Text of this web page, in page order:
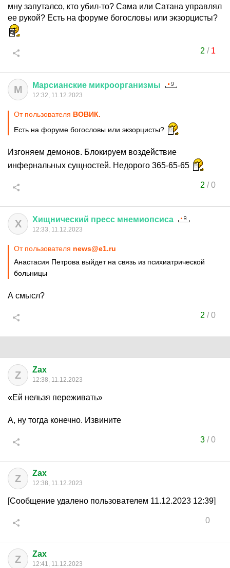
мну запуталсо, кто убил-то? Сама или Сатана управлял
ее рукой? Есть на форуме богословы или экзорцисты?
2 / 1
М Марсианские микроорганизмы
12:32, 11.12.2023
От пользователя ВОВИК.
Есть на форуме богословы или экзорцисты?
Изгоняем демонов. Блокируем воздействие
инфернальных сущностей. Недорого 365-65-65
2 /0
Х Хищнический пресс мнемиопсиса
12:33, 11.12.2023
От пользователя news@e1.ru
Анастасия Петрова выйдет на связь из психиатрической
больницы
А смысл?
2 /0
Z Zax
12:38, 11.12.2023
«Ей нельзя переживать»
А, ну тогда конечно. Извините
3/0
Z Zax
12:38, 11.12.2023
[Сообщение удалено пользователем 11.12.2023 12:39]
0
Z Zax
12:41, 11.12.2023